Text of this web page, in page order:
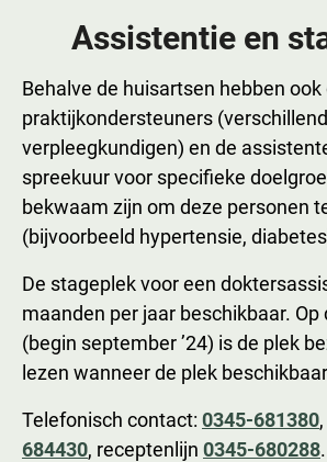
Assistentie en
Behalve de huisartsen hebben ook
praktijkondersteuners
verpleegkundigen) en de
spreekuur voor specifieke
bekwaam zijn om deze personen
(bijvoorbeeld hypertensie,
De stageplek voor een
maanden per jaar beschikbaar.
(begin september ’24) is de plek
lezen wanneer de plek
Telefonisch contact: 0345-681380
684430, receptenlijn 0345-680288.